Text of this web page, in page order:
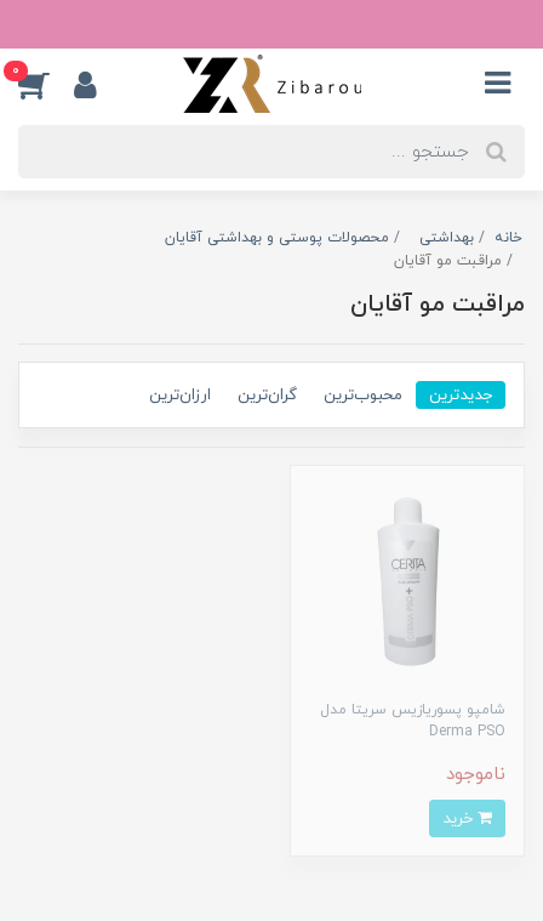
0
خانه بهداشتی
محصولات پوستی و بهداشتی آقایان
مراقبت مو آقایان
مراقبت مو آقایان
جدیدترین محبوب‌ترین گران‌ترین ارزان‌ترین
شامپو پسوریازیس سریتا مدل
Derma PSO
ناموجود